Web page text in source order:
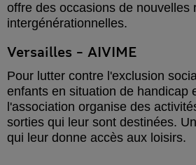
offre des occasions de nouvelles
intergénérationnelles.
Versailles – AIVIME
Pour lutter contre l'exclusion
enfants en situation de handicap
l'association organise des
sorties qui leur sont destinées.
qui leur donne accès aux loisirs.